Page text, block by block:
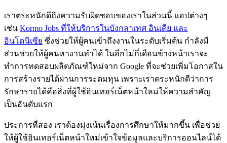
เราตระหนักดีถึงความรับผิดชอบของเราในส่วนนี้ แอปต่างๆ
เช่น Kormo Jobs ที่ให้บริการในบังกลาเทศ อินเดีย และ
อินโดนีเซีย ซึ่งช่วยให้ผู้คนเข้าถึงงานในระดับเริ่มต้น กำลังมี
ส่วนช่วยให้ผู้คนหางานทำได้ ในอีกไม่กี่เดือนข้างหน้าเราจะ
ทำการทดสอบผลิตภัณฑ์ใหม่จาก Google ที่จะช่วยเพิ่มโอกาสใน
การสร้างรายได้ผ่านการระดมทุน เพราะเราตระหนักดีว่าการ
รักษารายได้คือสิ่งที่ผู้ใช้อินเทอร์เน็ตหน้าใหม่ให้ความสำคัญ
เป็นอันดับแรก
ประการที่สอง เราต้องมุ่งเน้นเรื่องการศึกษาให้มากขึ้น เพื่อช่วย
ให้ผู้ใช้อินเทอร์เน็ตหน้าใหม่เข้าใจข้อมูลและบริการออนไลน์ได้